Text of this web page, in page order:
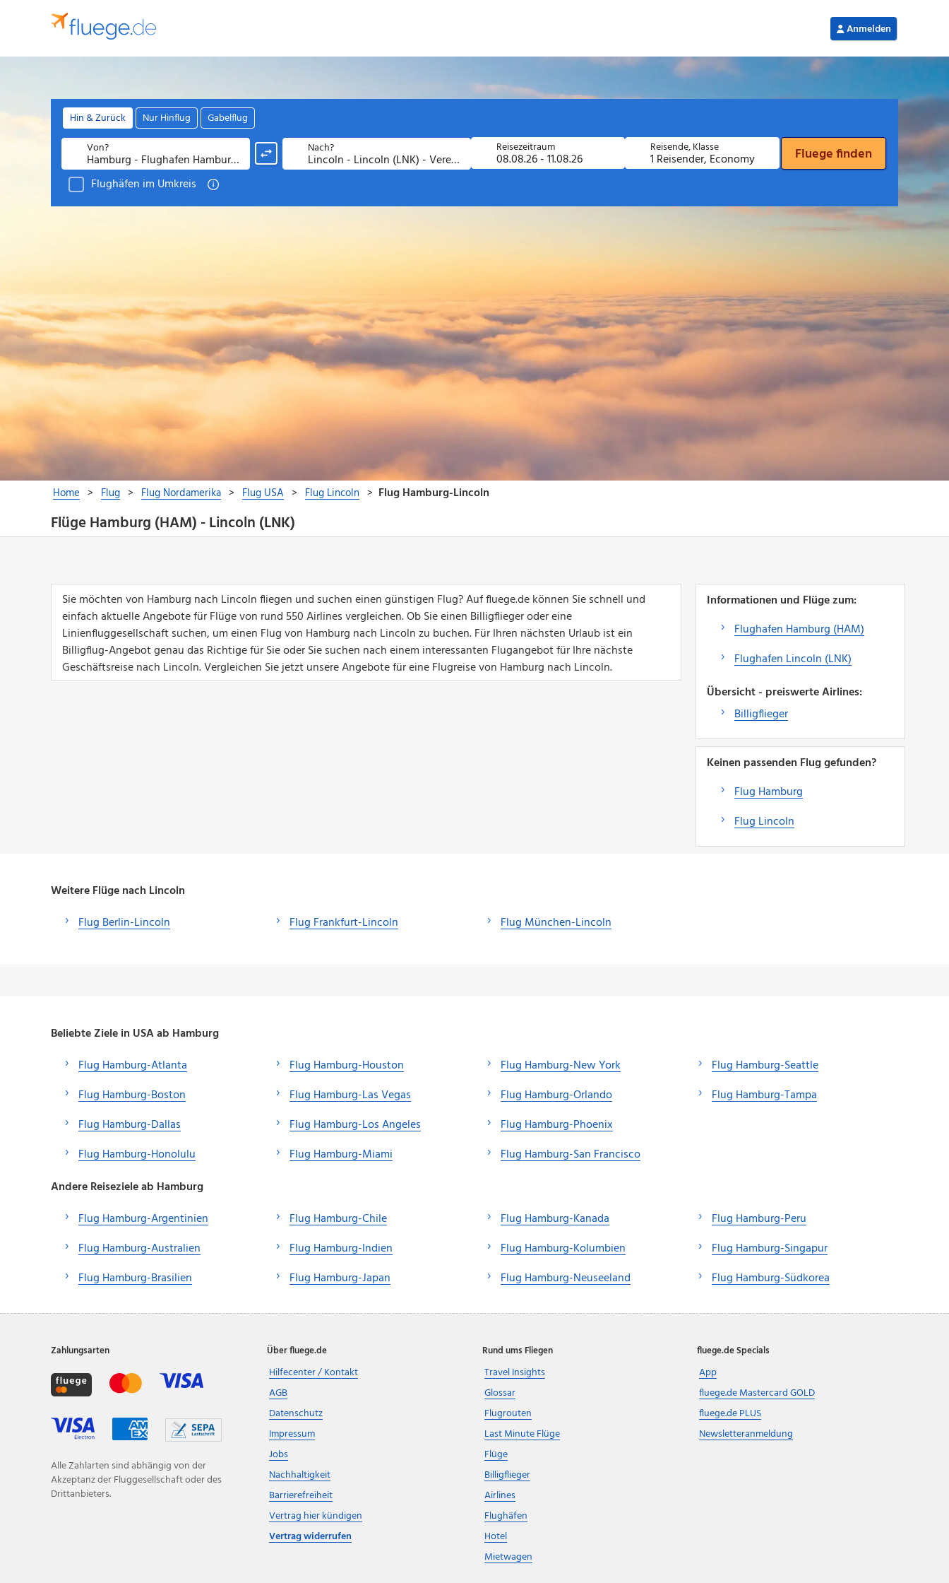
Flüge Hamburg (HAM) - Lincoln (LNK)
Sie möchten von Hamburg nach Lincoln fliegen und suchen einen günstigen Flug? Auf fluege.de können Sie schnell und
einfach aktuelle Angebote für Flüge von rund 550 Airlines vergleichen. Ob Sie einen Billigflieger oder eine
Linienfluggesellschaft suchen, um einen Flug von Hamburg nach Lincoln zu buchen. Für Ihren nächsten Urlaub ist ein
Billigflug-Angebot genau das Richtige für Sie oder Sie suchen nach einem interessanten Flugangebot für Ihre nächste
Geschäftsreise nach Lincoln. Vergleichen Sie jetzt unsere Angebote für eine Flugreise von Hamburg nach Lincoln.
Informationen und Flüge zum:
Flughafen Hamburg (HAM)
Flughafen Lincoln (LNK)
Übersicht - preiswerte Airlines:
Billigflieger
Keinen passenden Flug gefunden?
Flug Hamburg
Flug Lincoln
Weitere Flüge nach Lincoln
Flug Berlin-Lincoln
Flug Frankfurt-Lincoln Flug München-Lincoln
Beliebte Ziele in USA ab Hamburg
Flug Hamburg-Atlanta
Flug Hamburg-Boston
Flug Hamburg-Dallas
Flug Hamburg-Honolulu
Flug Hamburg-Houston
Flug Hamburg-Las Vegas
Flug Hamburg-Los Angeles
Flug Hamburg-Miami
Flug Hamburg-New York
Flug Hamburg-Orlando
Flug Hamburg-Phoenix
Flug Hamburg-San Francisco
Flug Hamburg-Seattle
Flug Hamburg-Tampa
Andere Reiseziele ab Hamburg
Flug Hamburg-Argentinien
Flug Hamburg-Australien
Flug Hamburg-Brasilien
Flug Hamburg-Chile
Flug Hamburg-Indien
Flug Hamburg-Japan
Flug Hamburg-Kanada
Flug Hamburg-Kolumbien
Flug Hamburg-Neuseeland
Flug Hamburg-Peru
Flug Hamburg-Singapur
Flug Hamburg-Südkorea